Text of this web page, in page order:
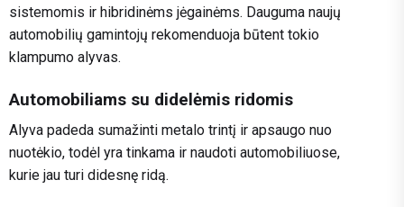
sistemomis ir hibridinėms jėgainėms. Dauguma naujų
automobilių gamintojų rekomenduoja būtent tokio
klampumo alyvas.
Automobiliams su didelėmis ridomis
Alyva padeda sumažinti metalo trintį ir apsaugo nuo
nuotėkio, todėl yra tinkama ir naudoti automobiliuose,
kurie jau turi didesnę ridą.